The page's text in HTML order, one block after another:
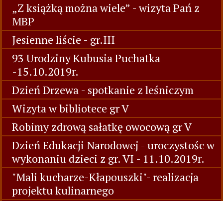
„Z książką można wiele” - wizyta Pań z
MBP
Jesienne liście - gr.III
93 Urodziny Kubusia Puchatka
-15.10.2019r.
Dzień Drzewa - spotkanie z leśniczym
Wizyta w bibliotece gr V
Robimy zdrową sałatkę owocową gr V
Dzień Edukacji Narodowej - uroczystośc w
wykonaniu dzieci z gr. VI - 11.10.2019r.
"Mali kucharze-Kłapouszki"- realizacja
projektu kulinarnego